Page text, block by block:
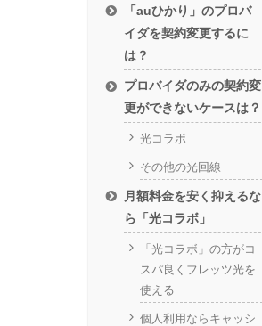
「auひかり」のプロバ
イダを契約変更するに
は？
プロバイダのみの契約変
更ができないケースは？
光コラボ
その他の光回線
月額料金を安く抑えるな
ら「光コラボ」
「光コラボ」の方がコ
スパ良くフレッツ光を
使える
個人利用ならキャッシ